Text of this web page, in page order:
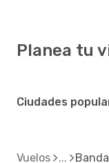
Planea tu
Ciudades
Vuelos